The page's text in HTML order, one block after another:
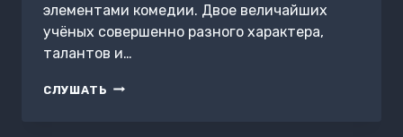
элементами комедии. Двое величайших
учёных совершенно разного характера,
талантов и…
СЛУШАТЬ ПРИКЛЮЧЕНИЯ